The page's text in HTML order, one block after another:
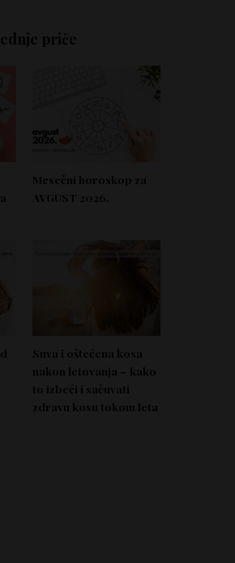
priče
Mesečni horoskop za
AVGUST 2026.
Suva i oštećena kosa
nakon letovanja – kako
to izbeći i sačuvati
zdravu kosu tokom leta